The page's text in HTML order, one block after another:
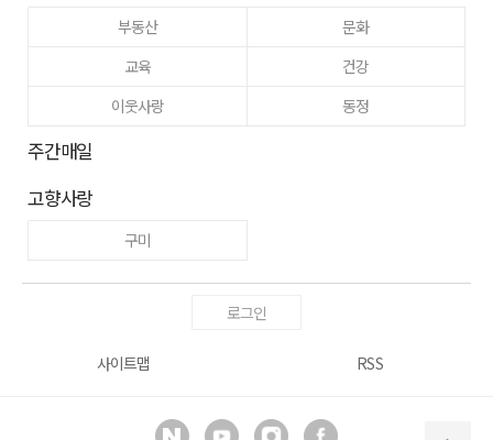
부동산
문화
교육
건강
이웃사랑
동정
주간매일
고향사랑
구미
로그인
사이트맵 RSS